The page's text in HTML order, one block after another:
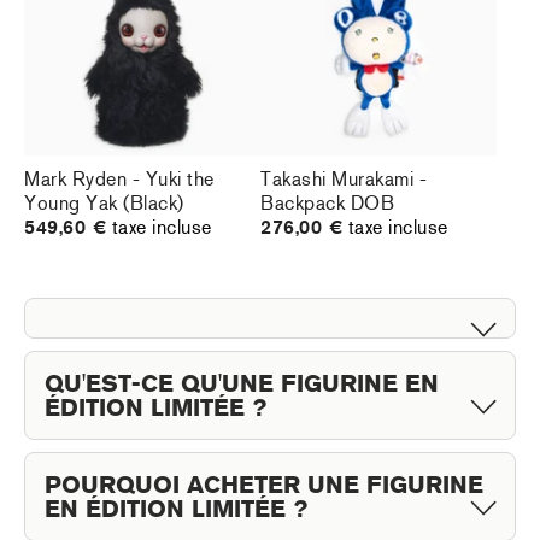
Mark Ryden - Yuki the
Young Yak (Black)
549,60 € taxe incluse
Takashi Murakami -
Backpack DOB
276,00 € taxe incluse
QU'EST-CE QU'UNE FIGURINE EN
ÉDITION LIMITÉE ?
Une figurine en édition limitée est une œuvre d'art de
collection produite en nombre restreint, souvent peinte
à la main, numérotée et accompagnée d'un certificat
POURQUOI ACHETER UNE FIGURINE
EN ÉDITION LIMITÉE ?